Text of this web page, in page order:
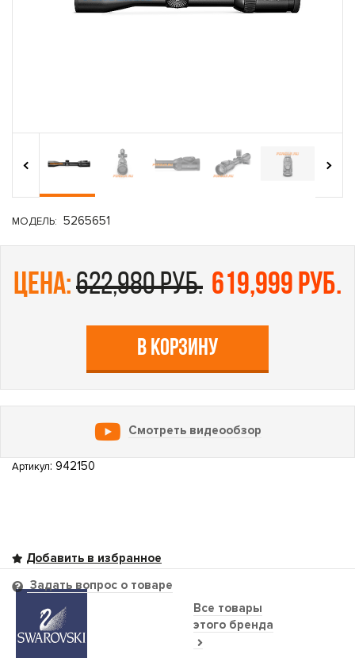
‹
›
МОДЕЛЬ: 5265651
цена:622,980 руб. 619,999 руб.
В КОРЗИНУ
Смотреть видеообзор
Артикул: 942150
Все товары
этого бренда
Задать вопрос о товаре